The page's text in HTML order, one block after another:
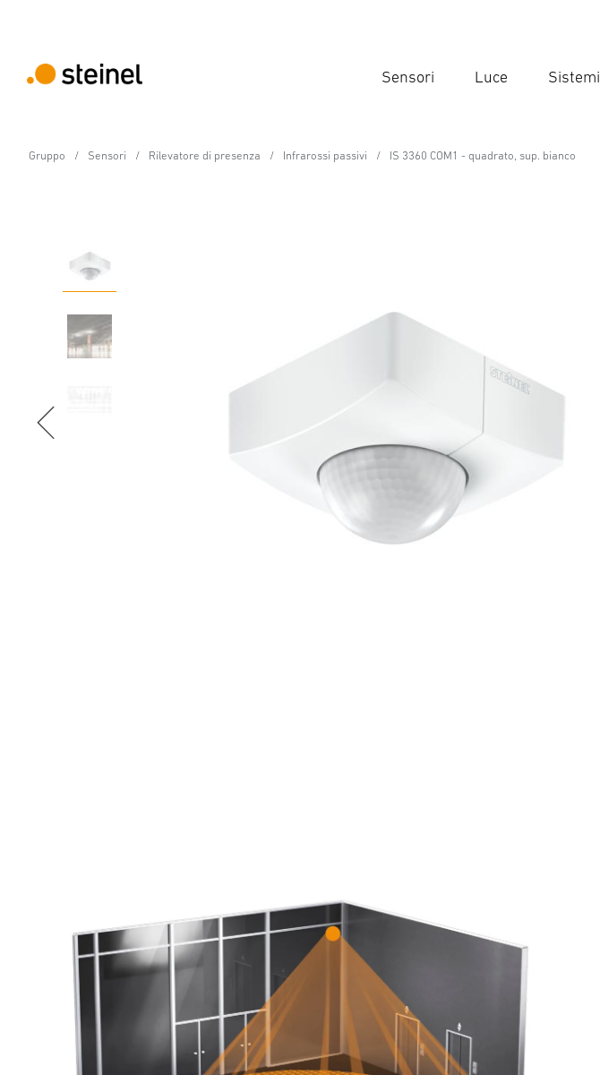
Sensori Luce Sistemi
Gruppo Sensori Rilevatore di presenza Infrarossi passivi IS 3360 COM1 - quadrato, sup. bianco
Caratteristiche